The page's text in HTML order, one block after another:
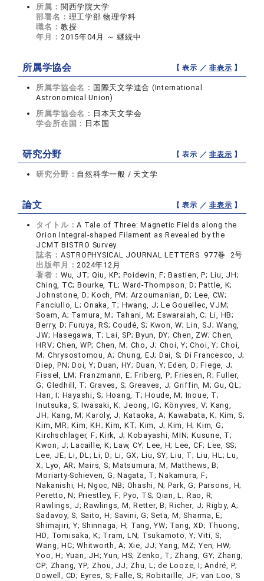
所属： 関西学院大学
部署名： 理工学部 物理学科
職名： 教授
年月： 2015年04月 ～ 継続中
所属学協会 【 表示 ／非表示 】
所属学協会名： 国際天文学連合 (International
Astronomical Union)
所属学協会名： 日本天文学会
学会所在国： 日本国
研究分野 【 表示 ／非表示 】
研究分野： 自然科学一般 / 天文学
論文 【 表示 ／非表示 】
タイトル：A Tale of Three: Magnetic Fields along the
Orion Integral-shaped Filament as Revealed by the
JCMT BISTRO Survey
誌名： ASTROPHYSICAL JOURNAL LETTERS 977巻 2号
出版年月：2024年12月
著者： Wu, JT; Qiu, KP; Poidevin, F; Bastien, P; Liu, JH;
Ching, TC; Bourke, TL; Ward-Thompson, D; Pattle, K;
Johnstone, D; Koch, PM; Arzoumanian, D; Lee, CW;
Fanciullo, L; Onaka, T; Hwang, J; Le Gouellec, VJM;
Soam, A; Tamura, M; Tahani, M; Eswaraiah, C; Li, HB;
Berry, D; Furuya, RS; Coudé, S; Kwon, W; Lin, SJ; Wang,
JW; Hasegawa, T; Lai, SP; Byun, DY; Chen, ZW; Chen,
HRV; Chen, WP; Chen, M; Cho, J; Choi, Y; Choi, Y; Choi,
M; Chrysostomou, A; Chung, EJ; Dai, S; Di Francesco, J;
Diep, PN; Doi, Y; Duan, HY; Duan, Y; Eden, D; Fiege, J;
Fissel, LM; Franzmann, E; Friberg, P; Friesen, R; Fuller,
G; Gledhill, T; Graves, S; Greaves, J; Griffin, M; Gu, QL;
Han, I; Hayashi, S; Hoang, T; Houde, M; Inoue, T;
Inutsuka, S; Iwasaki, K; Jeong, IG; Könyves, V; Kang,
JH; Kang, M; Karoly, J; Kataoka, A; Kawabata, K; Kim, S;
Kim, MR; Kim, KH; Kim, KT; Kim, J; Kim, H; Kim, G;
Kirchschlager, F; Kirk, J; Kobayashi, MIN; Kusune, T;
Kwon, J; Lacaille, K; Law, CY; Lee, H; Lee, CF; Lee, SS;
Lee, JE; Li, DL; Li, D; Li, GX; Liu, SY; Liu, T; Liu, HL; Lu,
X; Lyo, AR; Mairs, S; Matsumura, M; Matthews, B;
Moriarty-Schieven, G; Nagata, T; Nakamura, F;
Nakanishi, H; Ngoc, NB; Ohashi, N; Park, G; Parsons, H;
Peretto, N; Priestley, F; Pyo, TS; Qian, L; Rao, R;
Rawlings, J; Rawlings, M; Retter, B; Richer, J; Rigby, A;
Sadavoy, S; Saito, H; Savini, G; Seta, M; Sharma, E;
Shimajiri, Y; Shinnaga, H; Tang, YW; Tang, XD; Thuong,
HD; Tomisaka, K; Tram, LN; Tsukamoto, Y; Viti, S;
Wang, HC; Whitworth, A; Xie, JJ; Yang, MZ; Yen, HW;
Yoo, H; Yuan, JH; Yun, HS; Zenko, T; Zhang, GY; Zhang,
CP; Zhang, YP; Zhou, JJ; Zhu, L; de Looze, I; André, P;
Dowell, CD; Eyres, S; Falle, S; Robitaille, JF; van Loo, S